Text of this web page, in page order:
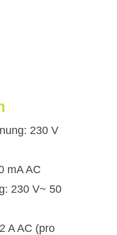
230 V
mA AC
230 V~ 50
A AC (pro